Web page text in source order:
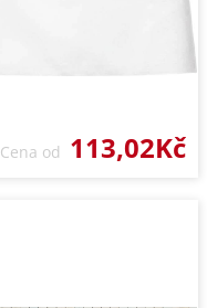
Cena od 113,02Kč